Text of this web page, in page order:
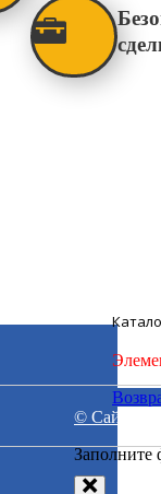
© Сайт
Заполните